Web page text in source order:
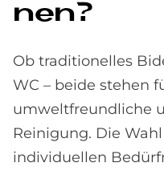
nen?
Ob traditionelles
WC – beide stehen
umweltfreundliche
Reinigung. Die
individuellen